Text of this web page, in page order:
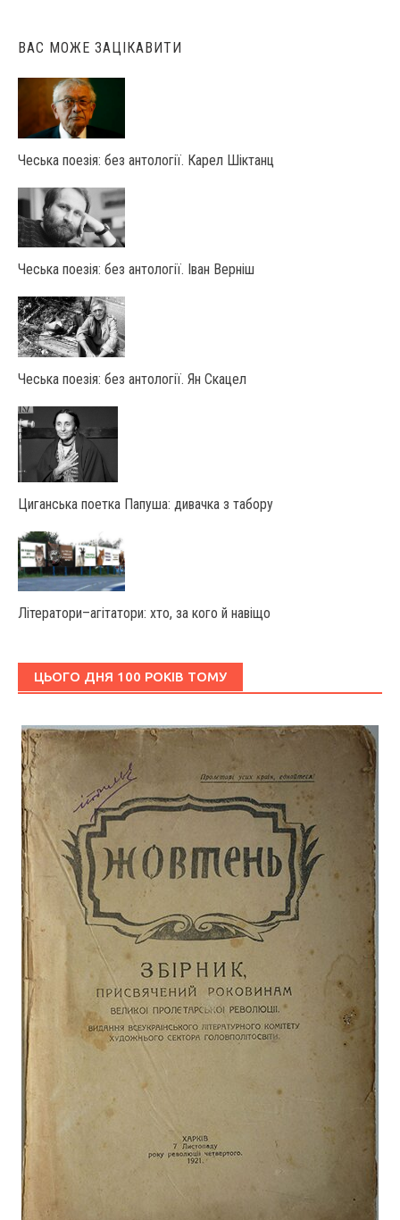
ВАС МОЖЕ ЗАЦІКАВИТИ
Чеська поезія: без антології. Карел Шіктанц
Чеська поезія: без антології. Іван Верніш
Чеська поезія: без антології. Ян Скацел
Циганська поетка Папуша: дивачка з табору
Літератори–агітатори: хто, за кого й навіщо
ЦЬОГО ДНЯ 100 РОКІВ ТОМУ